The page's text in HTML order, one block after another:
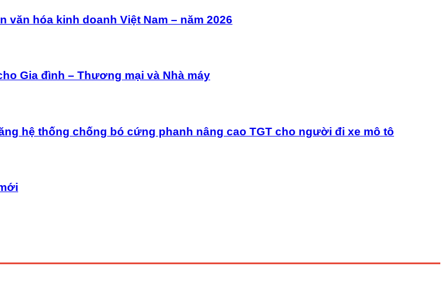
hóa kinh doanh Việt Nam – năm 2026
Gia đình – Thương mại và Nhà máy
hệ thống chống bó cứng phanh nâng cao TGT cho người đi xe mô tô